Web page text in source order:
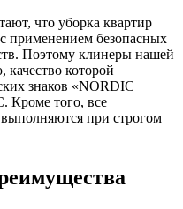
что уборка квартир
применением безопасных
Поэтому клинеры нашей
которой
знаков «NORDIC
того, все
при строгом